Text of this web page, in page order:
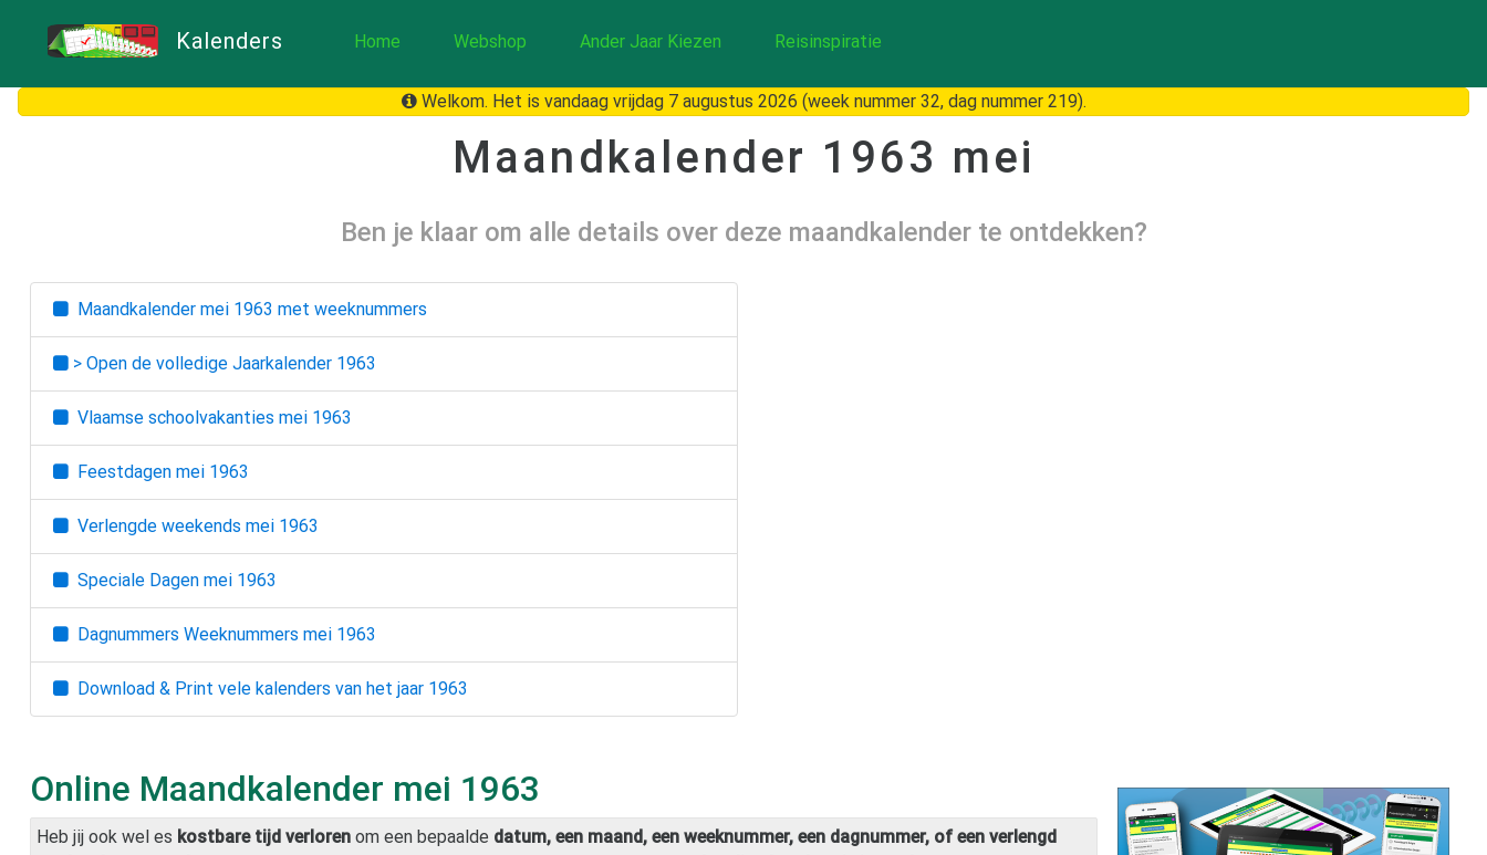
Kalenders Home Webshop Ander Jaar Kiezen Reisinspiratie
Welkom. Het is vandaag vrijdag 7 augustus 2026 (week nummer 32, dag nummer 219).
Maandkalender 1963 mei
Ben je klaar om alle details over deze maandkalender te ontdekken?
Maandkalender mei 1963 met weeknummers
> Open de volledige Jaarkalender 1963
Vlaamse schoolvakanties mei 1963
Feestdagen mei 1963
Verlengde weekends mei 1963
Speciale Dagen mei 1963
Dagnummers Weeknummers mei 1963
Download & Print vele kalenders van het jaar 1963
Online Maandkalender mei 1963
Heb jij ook wel es kostbare tijd verloren om een bepaalde datum, een maand, een weeknummer, een dagnummer, of een verlengd